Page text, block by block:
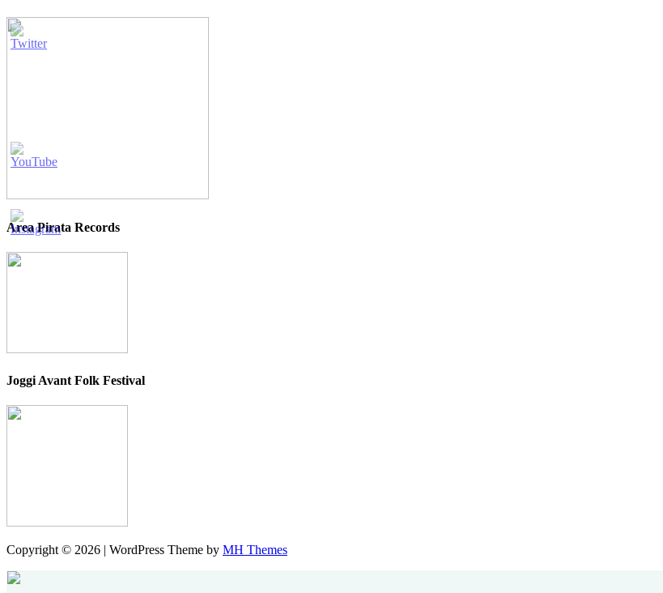
Area Pirata Records
Joggi Avant Folk Festival
Copyright © 2026 | WordPress Theme by MH Themes